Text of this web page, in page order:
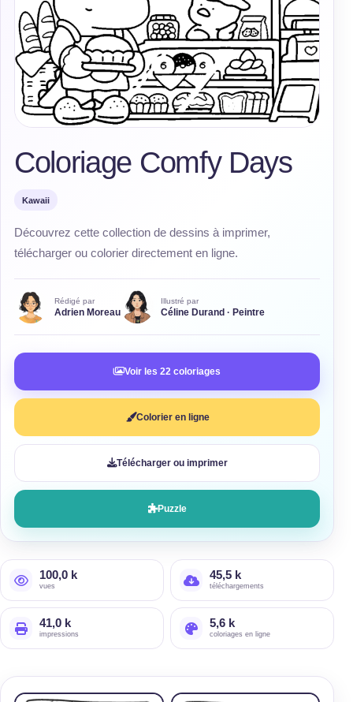
Coloriage Comfy Days
Kawaii
Découvrez cette collection de dessins à imprimer,
télécharger ou colorier directement en ligne.
Rédigé par
Adrien Moreau
Illustré par
Céline Durand · Peintre
Voir les 22 coloriages
Colorier en ligne
Télécharger ou imprimer
Puzzle
100,0 k
vues
45,5 k
téléchargements
41,0 k
impressions
5,6 k
coloriages en ligne